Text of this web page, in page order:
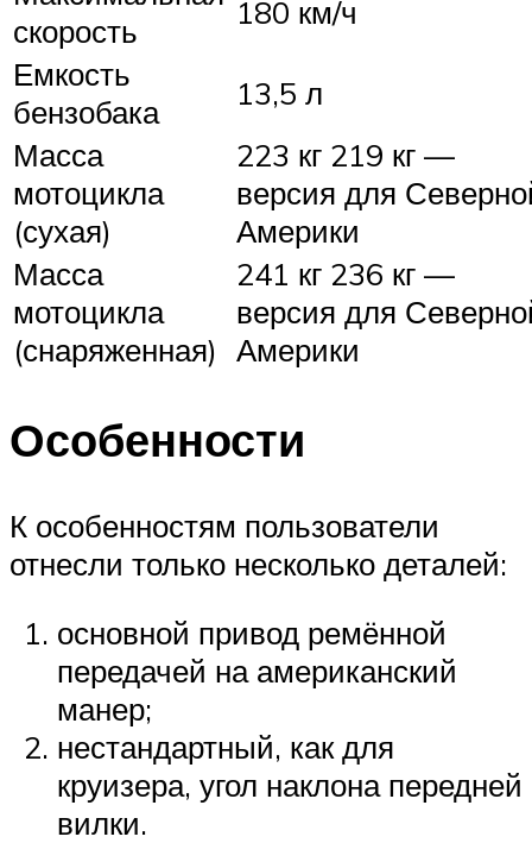
скорость
180 км/ч
Емкость
бензобака
13,5 л
Масса
мотоцикла
(сухая)
223 кг 219 кг —
версия для
Америки
Масса
мотоцикла
(снаряженная)
241 кг 236 кг —
версия для
Америки
Особенности
К особенностям пользователи
отнесли только несколько деталей:
основной привод ремённой
передачей на американский
манер;
нестандартный, как для
круизера, угол наклона передней
вилки.